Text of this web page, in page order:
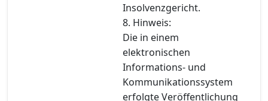
Insolvenzgericht.
8. Hinweis:
Die in einem
elektronischen
Informations- und
Kommunikationssystem
erfolgte Veröffentlichung